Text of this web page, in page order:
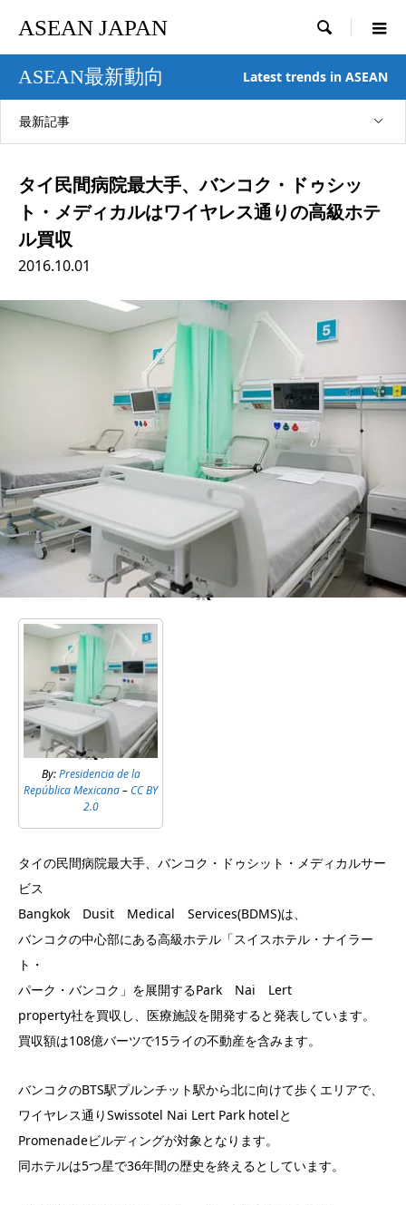
ASEAN JAPAN 
ASEAN最新動向 Latest trends in ASEAN
最新記事
タイ民間病院最大手、バンコク・ドゥシッ
ト・メディカルはワイヤレス通りの高級ホテ
ル買収
2016.10.01
By:Presidencia de la
República Mexicana–CC BY
2.0
タイの民間病院最大手、バンコク・ドゥシット・メディカルサー
ビス
Bangkok Dusit Medical Services(BDMS)は、
バンコクの中心部にある高級ホテル「スイスホテル・ナイラー
ト・
パーク・バンコク」を展開するPark Nai Lert
property社を買収し、医療施設を開発すると発表しています。
買収額は108億バーツで15ライの不動産を含みます。
バンコクのBTS駅プルンチット駅から北に向けて歩くエリアで、
ワイヤレス通りSwissotel Nai Lert Park hotelと
Promenadeビルディングが対象となります。
同ホテルは5つ星で36年間の歴史を終えるとしています。